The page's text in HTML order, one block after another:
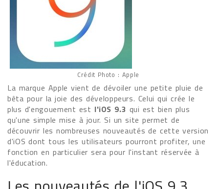
Crédit Photo : Apple
La marque Apple vient de dévoiler une petite pluie de
bêta pour la joie des développeurs. Celui qui crée le
plus d'engouement est l'iOS 9.3 qui est bien plus
qu'une simple mise à jour. Si un site permet de
découvrir les nombreuses nouveautés de cette version
d'iOS dont tous les utilisateurs pourront profiter, une
fonction en particulier sera pour l'instant réservée à
l'éducation.